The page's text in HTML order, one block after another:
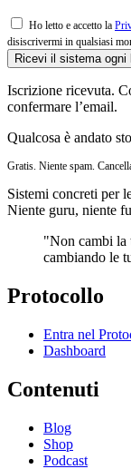
Ho letto e accetto la
disiscrivermi in qualsiasi
Ricevi il sistema
Iscrizione ricevuta.
confermare l’email.
Qualcosa è andato
Gratis. Niente spam.
Sistemi concreti per
Niente guru, niente
"Non cambi la
cambiando le
Protocollo
Entra nel
Dashboard
Contenuti
Blog
Shop
Podcast